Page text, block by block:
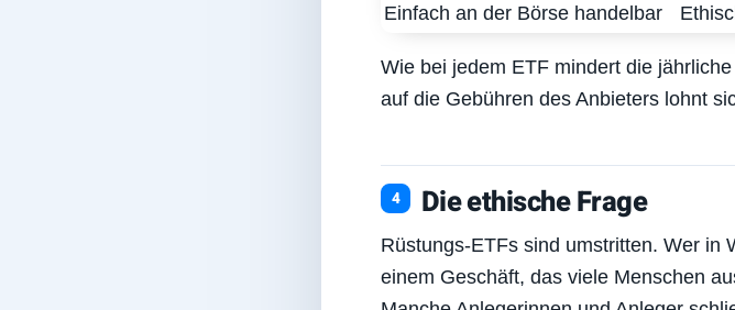
Einfach an der Börse handelbar
Wie bei jedem ETF mindert die
auf die Gebühren des Anbieters lohnt
Die ethische Frage
Rüstungs-ETFs sind umstritten. Wer in
einem Geschäft, das viele Menschen